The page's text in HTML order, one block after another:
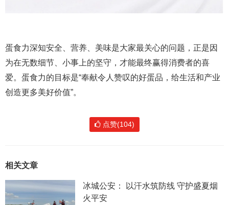
蛋食力深知安全、营养、美味是大家最关心的问题，正是因
为在无数细节、小事上的坚守，才能最终赢得消费者的喜
爱。蛋食力的目标是“奉献令人赞叹的好蛋品，给生活和产业
创造更多美好价值”。
点赞(104)
相关文章
冰城公安： 以汗水筑防线 守护盛夏烟
火平安